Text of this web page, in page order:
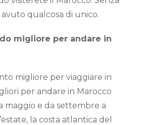
qualcosa di unico.
migliore per andare in
migliore per viaggiare in
per andare in Marocco
maggio e da settembre a
la costa atlantica del